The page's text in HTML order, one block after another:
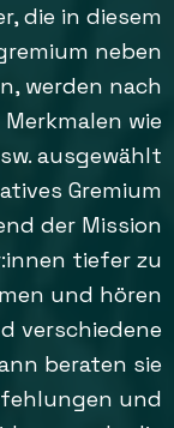
die in diesem
neben
werden nach
wie
ausgewählt
Gremium
der Mission
tiefer zu
und hören
verschiedene
beraten sie
und